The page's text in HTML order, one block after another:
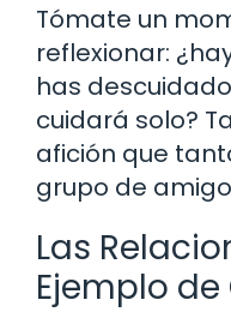
Tómate un
reflexionar:
has
cuidará solo?
afición que
grupo de
Las
Ejemplo